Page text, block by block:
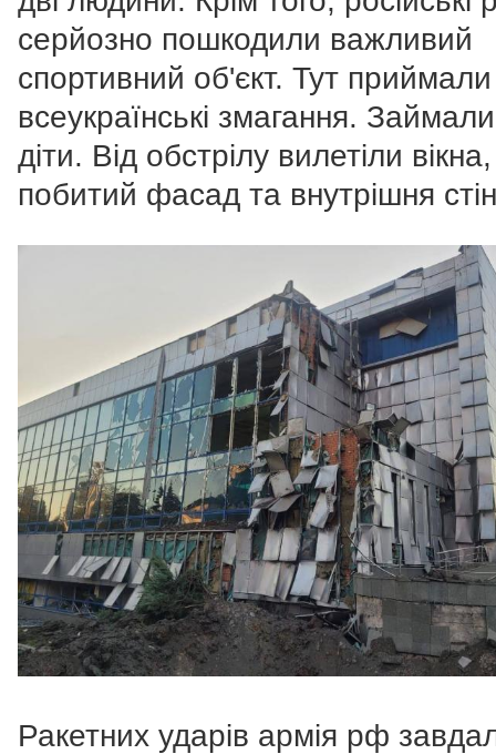
серйозно пошкодили важливий
спортивний об'єкт. Тут приймали
всеукраїнські змагання.
діти. Від обстрілу вилетіли вікна,
побитий фасад та внутрішня
Ракетних ударів армія рф